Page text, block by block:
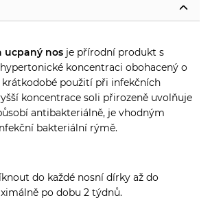
ucpaný nos je přírodní produkt s
koncentraci obohacený o
krátkodobé použití při infekčních
koncentrace soli přirozeně uvolňuje
antibakteriálně, je vhodným
bakteriální rýmě.
do každé nosní dírky až do
po dobu 2 týdnů.